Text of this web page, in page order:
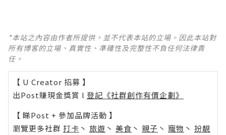
*本站之內容由作者所提供，並不代表本站的立場。因此本站對
所有博客的立場、真實性、準確性及完整性不負任何法律責
任。
【 U Creator 招募 】
出Post賺現金獎賞 l 登記《社群創作有價企劃》
【 睇Post + 參加品牌活動 】
瀏覽更多社群 打卡 丶 旅遊 丶 美食 丶 親子 丶 寵物 丶 扮靚